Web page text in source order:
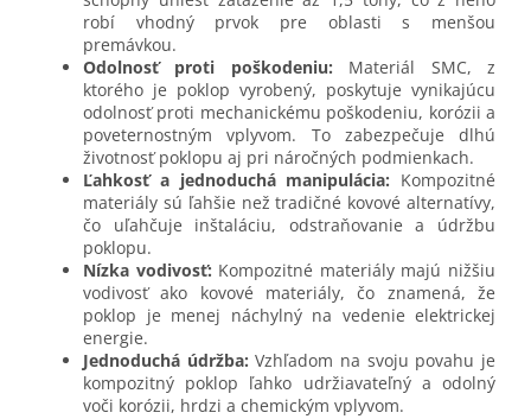
robí vhodný prvok pre oblasti s menšou
premávkou.
Odolnosť proti poškodeniu:
Materiál SMC, z
ktorého je poklop vyrobený, poskytuje vynikajúcu
odolnosť proti mechanickému poškodeniu, korózii a
poveternostným vplyvom. To zabezpečuje dlhú
životnosť poklopu aj pri náročných podmienkach.
Ľahkosť a jednoduchá manipulácia: Kompozitné
materiály sú ľahšie než tradičné kovové alternatívy,
čo uľahčuje inštaláciu, odstraňovanie a údržbu
poklopu.
Nízka vodivosť: Kompozitné materiály majú nižšiu
vodivosť ako kovové materiály, čo znamená, že
poklop je menej náchylný na vedenie elektrickej
energie.
Jednoduchá údržba: Vzhľadom na svoju povahu je
kompozitný poklop ľahko udržiavateľný a odolný
voči korózii, hrdzi a chemickým vplyvom.